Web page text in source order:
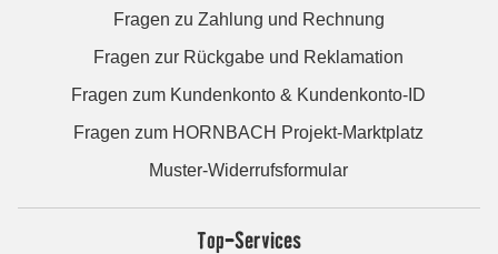
Fragen zu Zahlung und Rechnung
Fragen zur Rückgabe und Reklamation
Fragen zum Kundenkonto & Kundenkonto-ID
Fragen zum HORNBACH Projekt-Marktplatz
Muster-Widerrufsformular
Top-Services